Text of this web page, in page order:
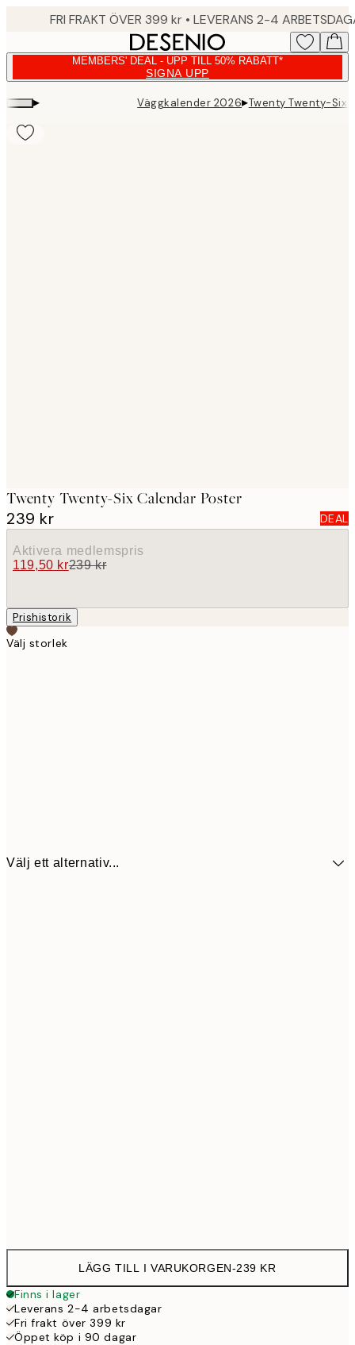
FRI FRAKT ÖVER 399 kr • LEVERANS 2-4
MEMBERS' DEAL - UPP TILL 50% RABATT*
SIGNA UPP
▸ Väggkalender 2026▸Twenty Twenty-Six
Twenty Twenty-Six Calendar Poster
239 kr DEAL
Aktivera medlemspris
119,50 kr239 kr
Prishistorik
Välj storlek
Välj ett alternativ...
LÄGG TILL I VARUKORGEN-239 KR
Finns i lager
Leverans 2-4 arbetsdagar
Fri frakt över 399 kr
Öppet köp i 90 dagar